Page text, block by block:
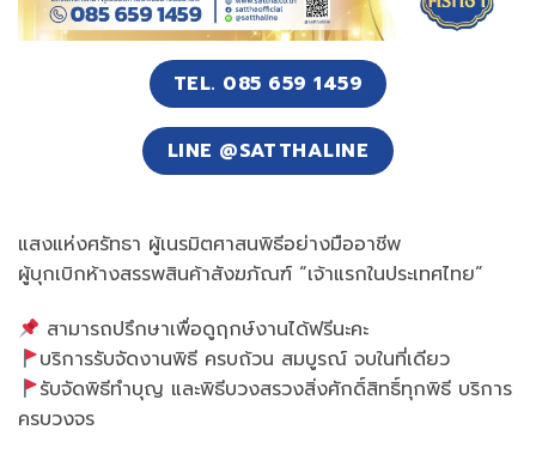
TEL. 085 659 1459
LINE @SATTHALINE
แสงแห่งศรัทธา ผู้เนรมิตศาสนพิธีอย่างมืออาชีพ
ผู้บุกเบิกห้างสรรพสินค้าสังฆภัณฑ์ “เจ้าแรกในประเทศไทย”
สามารถปรึกษาเพื่อดูฤกษ์งานได้ฟรีนะคะ
บริการรับจัดงานพิธี ครบถ้วน สมบูรณ์ จบในที่เดียว
รับจัดพิธีทำบุญ และพิธีบวงสรวงสิ่งศักดิ์สิทธิ์ทุกพิธี บริการ
ครบวงจร